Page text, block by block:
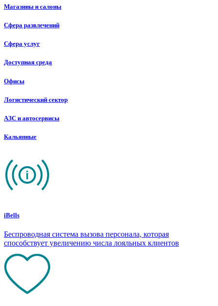
Магазины и салоны
Сфера развлечений
Сфера услуг
Доступная среда
Офисы
Логистический сектор
АЗС и автосервисы
Кальянные
iBells
Беспроводная система вызова персонала, которая
способствует увеличению числа лояльных клиентов